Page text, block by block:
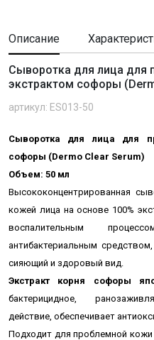
Описание
Сыворотка для лица для
экстрактом софоры
артикул: ES013-50
Сыворотка для лица для
софоры (Dermo Clear Serum)
Объем: 50 мл
Высококонцентрированная
кожей лица на основе 100%
воспалительным
антибактериальным
сияющий и здоровый вид.
Экстракт корня софоры
бактерицидное,
действие, обеспечивает
Подходит для проблемной